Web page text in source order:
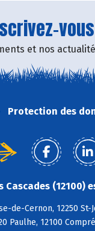
et nos
Protection des
(12100)
de-Cernon, 12250
Paulhe, 12100